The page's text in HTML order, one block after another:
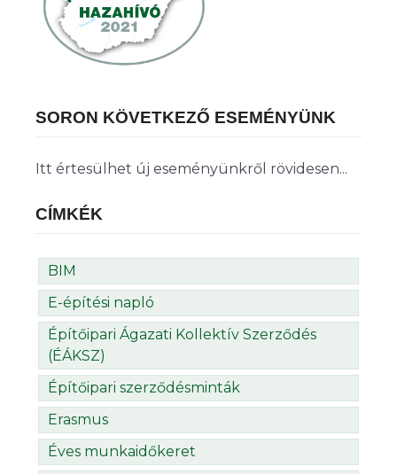
SORON KÖVETKEZŐ ESEMÉNYÜNK
Itt értesülhet új eseményünkről rövidesen...
CÍMKÉK
BIM
E-építési napló
Építőipari Ágazati Kollektív Szerződés
(ÉÁKSZ)
Építőipari szerződésminták
Erasmus
Éves munkaidőkeret